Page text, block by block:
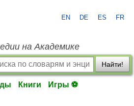
EN DE ES FR
на Академике
Найти!
Книги Игры ⚽